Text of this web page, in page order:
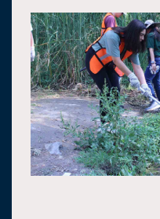
Investigación
Internacionalización
Responsabilidad
social
Vinculación
Historia
Universiada